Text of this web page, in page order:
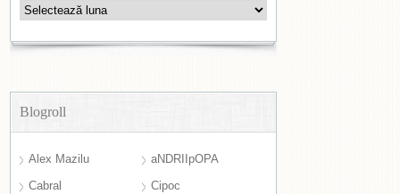
Arhive
Blogroll
Alex Mazilu
aNDRIIpOPA
Cabral
Cipoc